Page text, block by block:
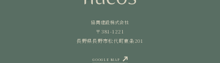
協同建設株式会社
〒381-1221
長野県長野市松代町東条201
GOOGLE MAP